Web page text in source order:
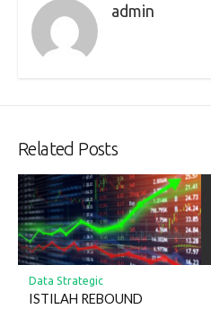
admin
Related Posts
Data Strategic
ISTILAH REBOUND